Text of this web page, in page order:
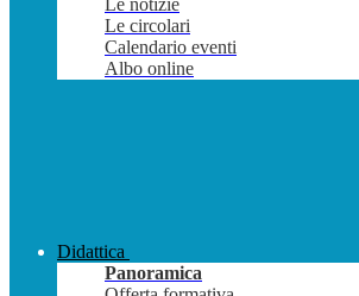
Le notizie
Le circolari
Calendario eventi
Albo online
Didattica
Panoramica